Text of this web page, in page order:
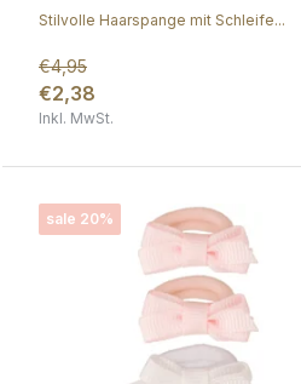
Stilvolle Haarspange mit Schleife...
€4,95
€2,38
Inkl. MwSt.
sale 20%